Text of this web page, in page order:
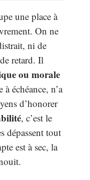
une place à
On ne
ni de
retard. Il
ou morale
échéance, n’a
d’honorer
, c’est le
dépassent tout
est à sec, la